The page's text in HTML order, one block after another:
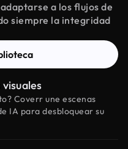
a los flujos de
siempre la integridad
Coverr une escenas
IA para desbloquear su